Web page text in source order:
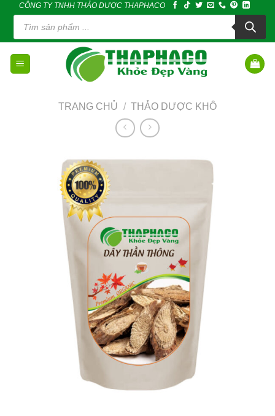
content
CÔNG TY TNHH THẢO DƯỢC THAPHACO
Tìm
kiếm
phẩm
TRANG CHỦ / THẢO DƯỢC KHÔ